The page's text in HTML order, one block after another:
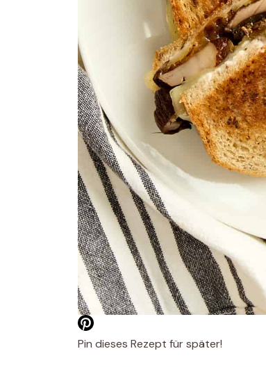
Pin dieses Rezept für später!